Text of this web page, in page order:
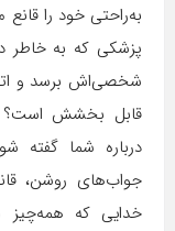
به‌راحتی خود را
پزشکی که به خاطر
شخصی‌اش برسد و
قابل بخشش است؟
درباره شما گفته
جواب‌های روشن،
خدایی که همه‌‌چیز